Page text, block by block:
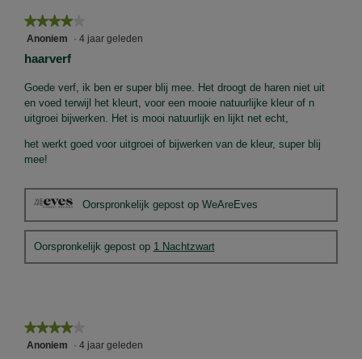
★★★★★
★★★★★
4
sterren.
Anoniem · 4 jaar geleden
haarverf
Goede verf, ik ben er super blij mee. Het droogt de haren niet uit
en voed terwijl het kleurt, voor een mooie natuurlijke kleur of n
uitgroei bijwerken. Het is mooi natuurlijk en lijkt net echt,
het werkt goed voor uitgroei of bijwerken van de kleur, super blij
mee!
Oorspronkelijk gepost op WeAreEves
Oorspronkelijk gepost op 1 Nachtzwart
★★★★★
★★★★★
4Anoniem · 4 jaar geleden